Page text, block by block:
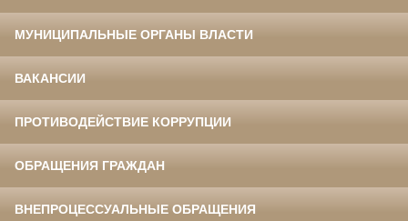
МУНИЦИПАЛЬНЫЕ ОРГАНЫ ВЛАСТИ
ВАКАНСИИ
ПРОТИВОДЕЙСТВИЕ КОРРУПЦИИ
ОБРАЩЕНИЯ ГРАЖДАН
ВНЕПРОЦЕССУАЛЬНЫЕ ОБРАЩЕНИЯ